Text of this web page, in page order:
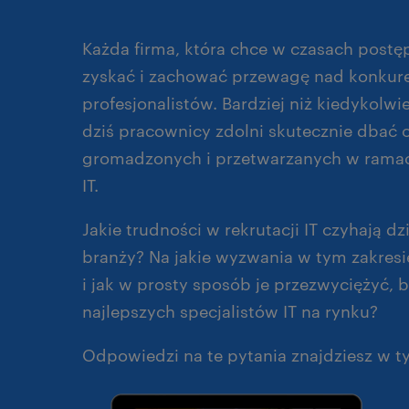
Każda firma, która chce w czasach
zyskać i zachować przewagę nad
profesjonalistów. Bardziej niż
dziś pracownicy zdolni skutecznie dbać
gromadzonych i przetwarzanych w
IT.
Jakie trudności w rekrutacji IT czyhają
branży? Na jakie wyzwania w tym
i jak w prosty sposób je przezwyciężyć,
najlepszych specjalistów IT na rynku?
Odpowiedzi na te pytania znajdziesz w